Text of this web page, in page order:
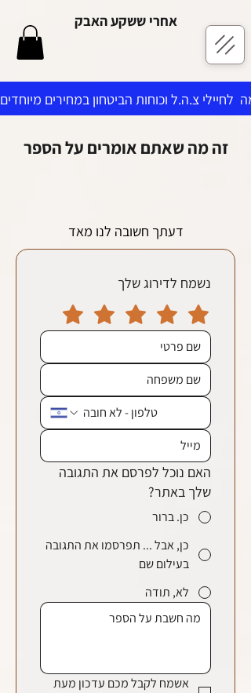
אחרי ששקע האבק
זה מה שאתם אומרים על הספר
דעתך חשובה לנו מאד
נשמח לדירוג שלך
האם נוכל לפרסם את התגובה
שלך באתר?
כן. ברור
כן, אבל ... תפרסמו את התגובה
בעילום שם
לא, תודה